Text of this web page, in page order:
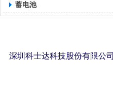
蓄电池
深圳科士达科技股份有限公司